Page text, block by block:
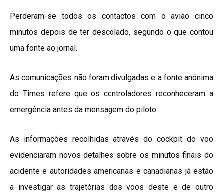
Perderam-se todos os contactos com o avião cinco
minutos depois de ter descolado, segundo o que contou
uma fonte ao jornal.
As comunicações não foram divulgadas e a fonte anónima
do Times refere que os controladores reconheceram a
emergência antes da mensagem do piloto.
As informações recolhidas através do cockpit do voo
evidenciaram novos detalhes sobre os minutos finais do
acidente e autoridades americanas e canadianas já estão
a investigar as trajetórias dos voos deste e de outro